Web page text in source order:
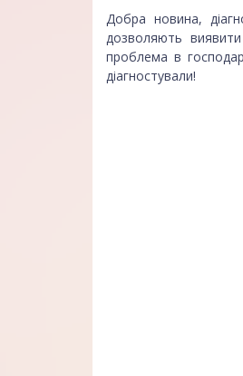
Добра новина,
дозволяють виявити
проблема в
діагностували!